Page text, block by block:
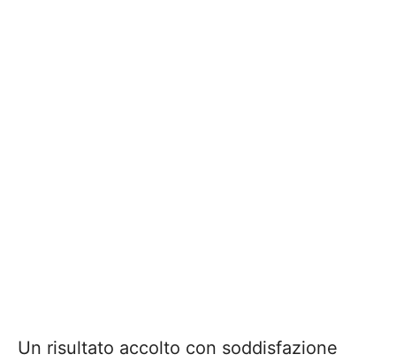
Un risultato accolto con soddisfazione